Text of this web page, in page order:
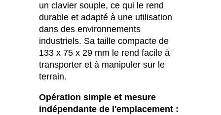
un clavier souple, ce qui le rend
durable et adapté à une utilisation
dans des environnements
industriels. Sa taille compacte de
133 x 75 x 29 mm le rend facile à
transporter et à manipuler sur le
terrain.
Opération simple et mesure
indépendante de l'emplacement :